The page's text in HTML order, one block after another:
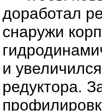
доработал
снаружи
и
редуктора.